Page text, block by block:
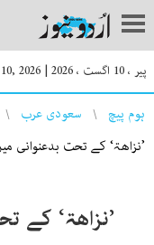
پیر ، 10 اگست ، 2026 |
2026
You are here
ہوم پیچ
سعودی عرب
’نزاھۃ‘ کے تحت بدعنوانی
’نزاھۃ‘ کے